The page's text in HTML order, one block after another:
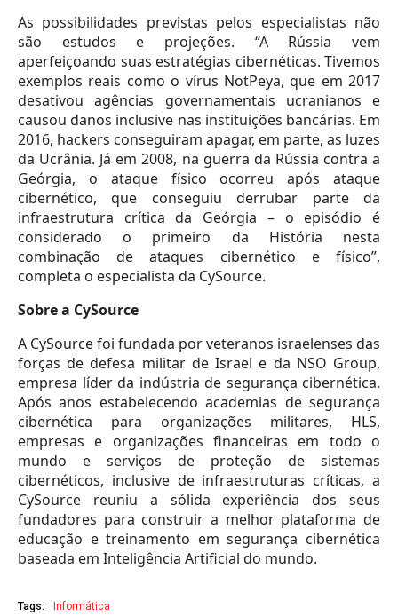
As possibilidades previstas pelos especialistas não
são estudos e projeções. “A Rússia vem
aperfeiçoando suas estratégias cibernéticas. Tivemos
exemplos reais como o vírus NotPeya, que em 2017
desativou agências governamentais ucranianos e
causou danos inclusive nas instituições bancárias. Em
2016, hackers conseguiram apagar, em parte, as luzes
da Ucrânia. Já em 2008, na guerra da Rússia contra a
Geórgia, o ataque físico ocorreu após ataque
cibernético, que conseguiu derrubar parte da
infraestrutura crítica da Geórgia – o episódio é
considerado o primeiro da História nesta
combinação de ataques cibernético e físico”,
completa o especialista da CySource.
Sobre a CySource
A CySource foi fundada por veteranos israelenses das
forças de defesa militar de Israel e da NSO Group,
empresa líder da indústria de segurança cibernética.
Após anos estabelecendo academias de segurança
cibernética para organizações militares, HLS,
empresas e organizações financeiras em todo o
mundo e serviços de proteção de sistemas
cibernéticos, inclusive de infraestruturas críticas, a
CySource reuniu a sólida experiência dos seus
fundadores para construir a melhor plataforma de
educação e treinamento em segurança cibernética
baseada em Inteligência Artificial do mundo.
Tags: Informática